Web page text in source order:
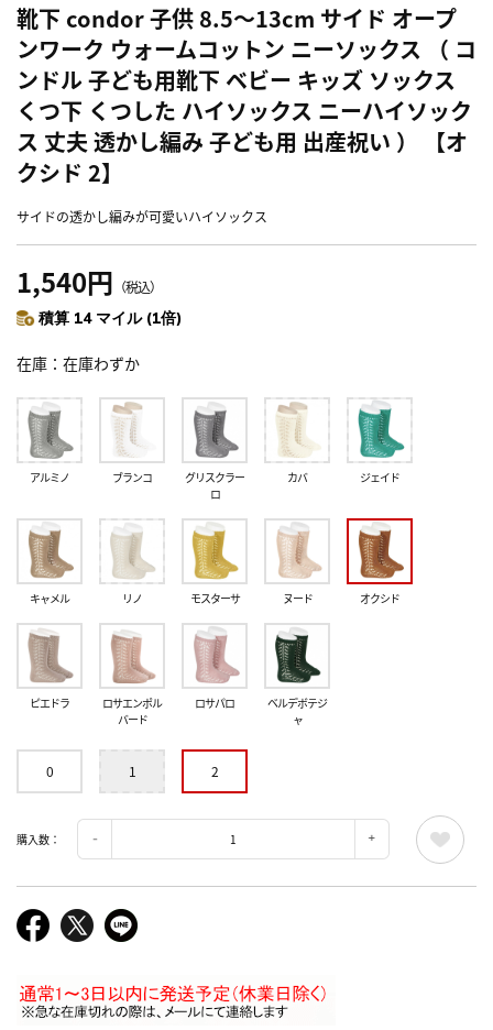
靴下 condor 子供 8.5～13cm サイド オープ
ンワーク ウォームコットン ニーソックス （ コ
ンドル 子ども用靴下 ベビー キッズ ソックス
くつ下 くつした ハイソックス ニーハイソック
ス 丈夫 透かし編み 子ども用 出産祝い ） 【オ
クシド 2】
サイドの透かし編みが可愛いハイソックス
1,540円 （税込）
積算 14 マイル (1倍)
在庫 在庫わずか
アルミノ ブランコ
グリスクラー
ロ
カバ ジェイド
キャメル リノ モスターサ ヌード オクシド
ピエドラ
ロサエンポル
バード
ロサパロ
ベルデボテジ
ャ
0 1 2
購入数：